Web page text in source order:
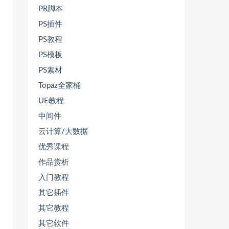
PR脚本
PS插件
PS教程
PS模板
PS素材
Topaz全家桶
UE教程
中间件
云计算/大数据
优秀课程
作品赏析
入门教程
其它插件
其它教程
其它软件